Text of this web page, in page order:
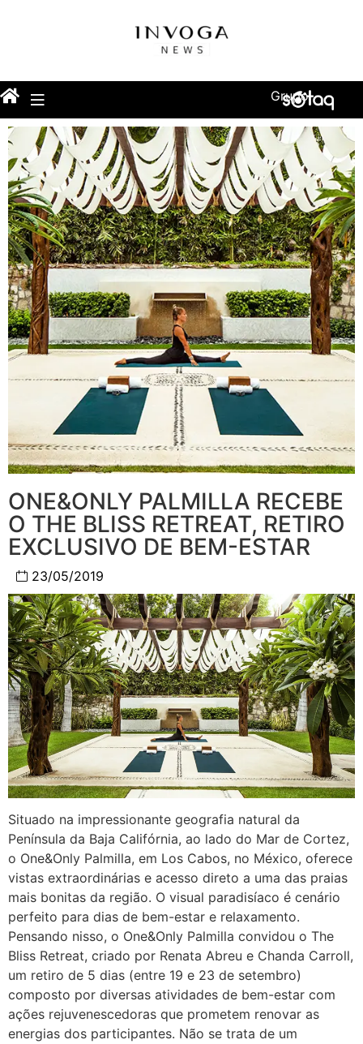
Grupo
ONE&ONLY PALMILLA RECEBE
O THE BLISS RETREAT, RETIRO
EXCLUSIVO DE BEM-ESTAR
23/05/2019
Situado na impressionante geografia natural da
Península da Baja Califórnia, ao lado do Mar de Cortez,
o One&Only Palmilla, em Los Cabos, no México, oferece
vistas extraordinárias e acesso direto a uma das praias
mais bonitas da região. O visual paradisíaco é cenário
perfeito para dias de bem-estar e relaxamento.
Pensando nisso, o One&Only Palmilla convidou o The
Bliss Retreat, criado por Renata Abreu e Chanda Carroll,
um retiro de 5 dias (entre 19 e 23 de setembro)
composto por diversas atividades de bem-estar com
ações rejuvenescedoras que prometem renovar as
energias dos participantes. Não se trata de um